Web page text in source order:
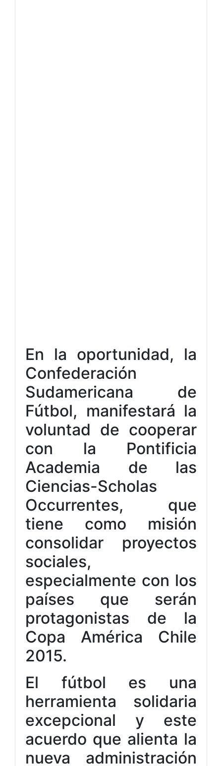
En la oportunidad, la
Confederación
Sudamericana de
Fútbol, manifestará la
voluntad de cooperar
con la Pontificia
Academia de las
Ciencias-Scholas
Occurrentes, que
tiene como misión
consolidar proyectos
sociales,
especialmente con los
países que serán
protagonistas de la
Copa América Chile
2015.
El fútbol es una
herramienta solidaria
excepcional y este
acuerdo que alienta la
nueva administración